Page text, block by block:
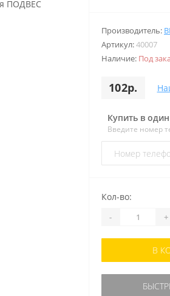
Производитель:
Артикул:40007
Наличие: Под
102р.
Купить в
Введите номер
Кол-во:
- +
В